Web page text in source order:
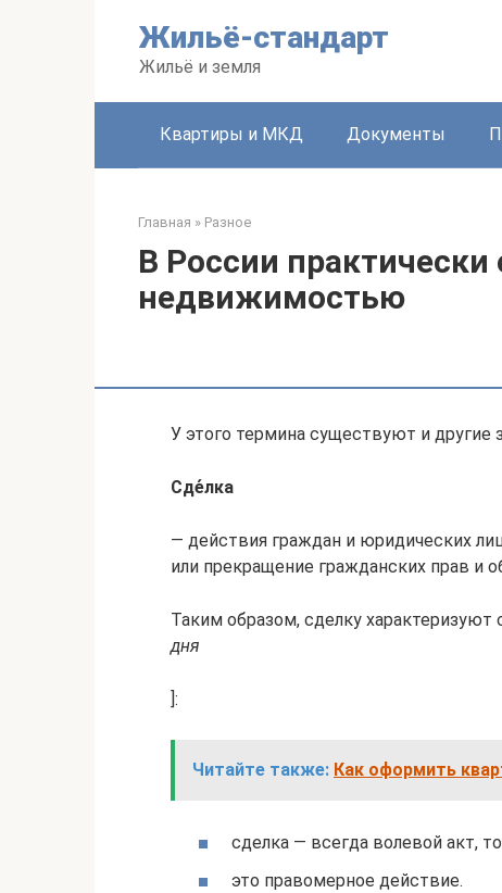
Жильё-стандарт
Жильё и земля
Квартиры и МКД Документы
Главная » Разное
В России
недвижимостью
У этого термина существуют и другие
Сде́лка
— действия граждан и юридических
или прекращение гражданских прав и
Таким образом, сделку
дня
]:
Читайте также: Как оформить
сделка — всегда волевой акт,
это правомерное действие.